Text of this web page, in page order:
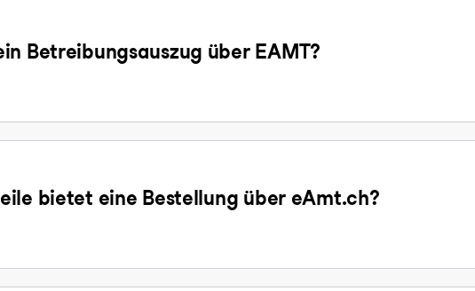
Betreibungsauszug über EAMT?
bietet eine Bestellung über eAmt.ch?